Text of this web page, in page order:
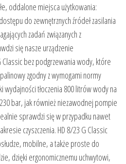
oddalone miejsca użytkowania:
do zewnętrznych źródeł zasilania
zadań związanych z
się nasze urządzenie
bez podgrzewania wody, które
zgodny z wymogami normy
wydajności tłoczenia 800 litrów wody na
bar, jak również niezawodnej pompie
sprawdzi się w przypadku nawet
czyszczenia. HD 8/23 G Classic
mobilne, a także proste do
dzięki ergonomicznemu uchwytowi,